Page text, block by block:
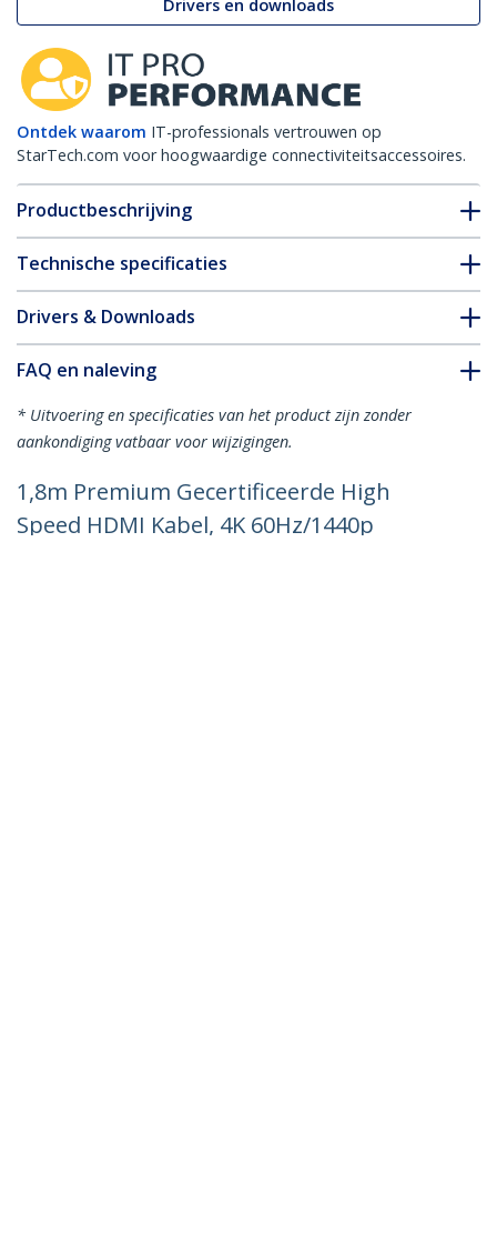
Drivers en downloads
Ontdek waarom IT-professionals vertrouwen op
StarTech.com voor hoogwaardige connectiviteitsaccessoires.
Productbeschrijving
Technische specificaties
Drivers & Downloads
FAQ en naleving
* Uitvoering en specificaties van het product zijn zonder
aankondiging vatbaar voor wijzigingen.
1,8m Premium Gecertificeerde High
Speed HDMI Kabel, 4K 60Hz/1440p